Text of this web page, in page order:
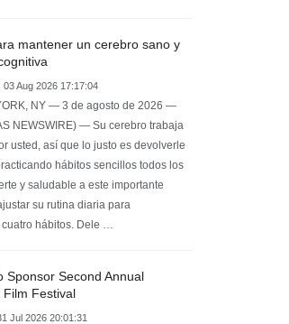
mantener un cerebro sano y
03 Aug 2026 17:17:04
NY — 3 de agosto de 2026 —
NEWSWIRE) — Su cerebro trabaja
usted, así que lo justo es devolverle
hábitos sencillos todos los
y saludable a este importante
su rutina diaria para
hábitos. Dele …
Sponsor Second Annual
Film Festival
Jul 2026 20:01:31